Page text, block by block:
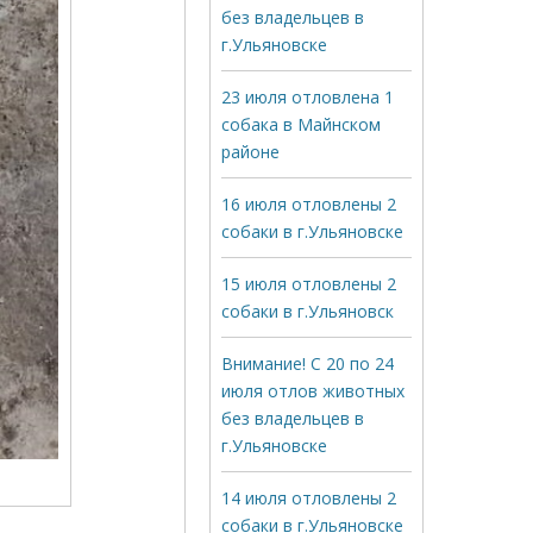
без владельцев в
г.Ульяновске
23 июля отловлена 1
собака в Майнском
районе
16 июля отловлены 2
собаки в г.Ульяновске
15 июля отловлены 2
собаки в г.Ульяновск
Внимание! С 20 по 24
июля отлов животных
без владельцев в
г.Ульяновске
14 июля отловлены 2
собаки в г.Ульяновске